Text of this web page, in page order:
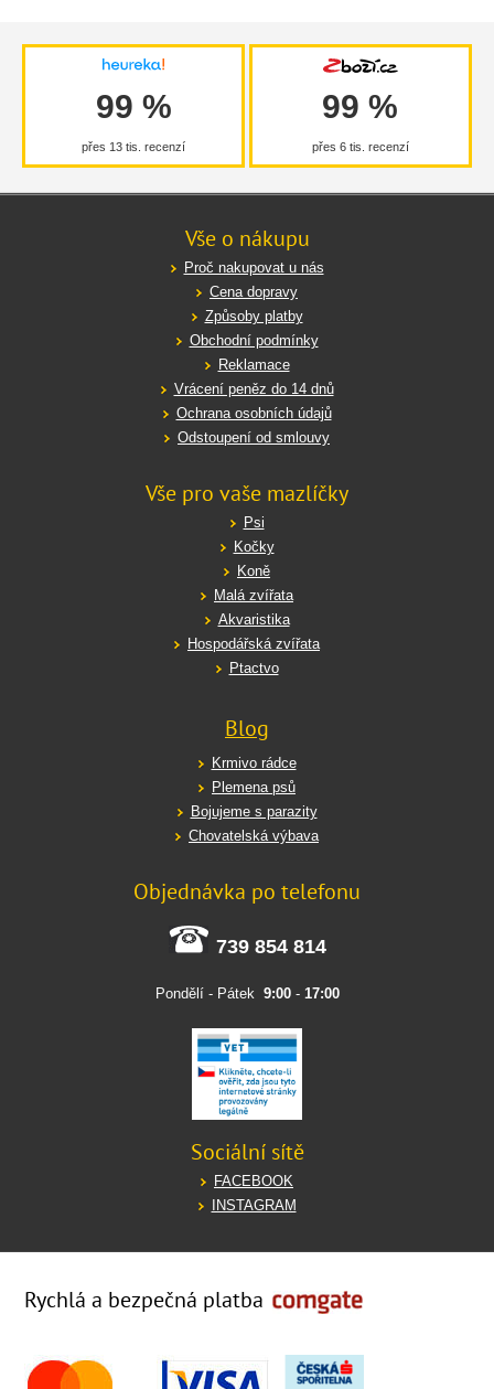
99 %
přes 13 tis. recenzí
99 %
přes 6 tis. recenzí
Vše o nákupu
Proč nakupovat u nás
Cena dopravy
Způsoby platby
Obchodní podmínky
Reklamace
Vrácení peněz do 14 dnů
Ochrana osobních údajů
Odstoupení od smlouvy
Vše pro vaše mazlíčky
Psi
Kočky
Koně
Malá zvířata
Akvaristika
Hospodářská zvířata
Ptactvo
Blog
Krmivo rádce
Plemena psů
Bojujeme s parazity
Chovatelská výbava
Objednávka po telefonu
739 854 814
Pondělí - Pátek 9:00- 17:00
Sociální sítě
FACEBOOK
INSTAGRAM
Rychlá a bezpečná platba